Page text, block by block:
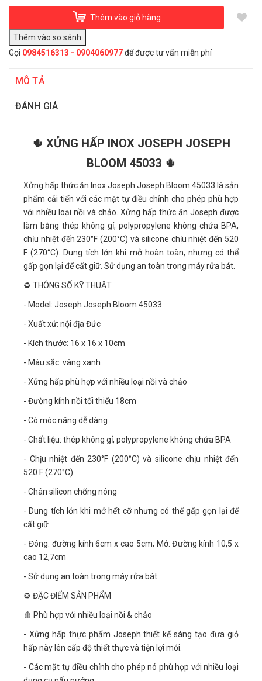
Thêm vào giỏ hàng
Gọi 0984516313 - 0904060977để được tư vấn miễn phí
MÔ TẢ
ĐÁNH GIÁ
🌵 XỬNG HẤP INOX JOSEPH JOSEPH
BLOOM 45033 🌵
Xửng hấp thức ăn Inox Joseph Joseph Bloom 45033 là sản
phẩm cải tiến với các mặt tự điều chỉnh cho phép phù hợp
với nhiều loại nồi và chảo. Xửng hấp thức ăn Joseph được
làm bằng thép không gỉ, polypropylene không chứa BPA,
chịu nhiệt đến 230°F (200°C) và silicone chịu nhiệt đến 520
F (270°C). Dung tích lớn khi mở hoàn toàn, nhưng có thể
gấp gọn lại để cất giữ. Sử dụng an toàn trong máy rửa bát.
♻️ THÔNG SỐ KỸ THUẬT
- Model: Joseph Joseph Bloom 45033
- Xuất xứ: nội địa Đức
- Kích thước: 16 x 16 x 10cm
- Màu sắc: vàng xanh
- Xửng hấp phù hợp với nhiều loại nồi và chảo
- Đường kính nồi tối thiểu 18cm
- Có móc nâng dễ dàng
- Chất liệu: thép không gỉ, polypropylene không chứa BPA
- Chịu nhiệt đến 230°F (200°C) và silicone chịu nhiệt đến
520 F (270°C)
- Chân silicon chống nóng
- Dung tích lớn khi mở hết cỡ nhưng có thể gấp gọn lại để
cất giữ
- Đóng: đường kính 6cm x cao 5cm; Mở: Đường kính 10,5 x
cao 12,7cm
- Sử dụng an toàn trong máy rửa bát
♻️ ĐẶC ĐIỂM SẢN PHẨM
🩸 Phù hợp với nhiều loại nồi & chảo
- Xửng hấp thực phẩm Joseph thiết kế sáng tạo đưa giỏ
hấp này lên cấp độ thiết thực và tiện lợi mới.
- Các mặt tự điều chỉnh cho phép nó phù hợp với nhiều loại